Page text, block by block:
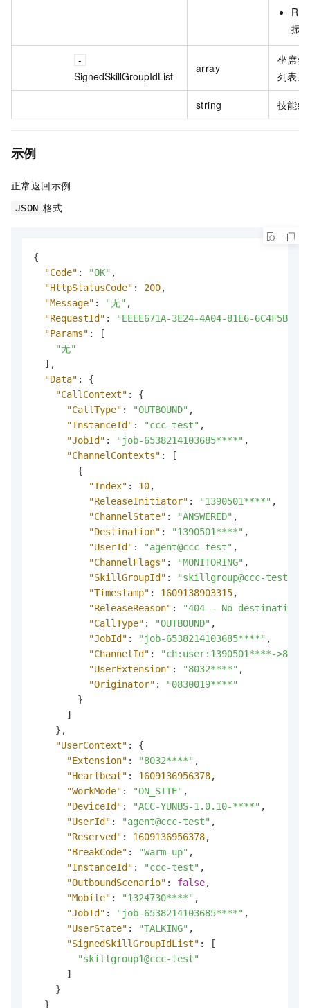
振
SignedSkillGroupIdList
array
坐席
列表。
string 技能
示例
正常返回示例
JSON 格式
{
"Code" : "OK" ,
"HttpStatusCode" : 200,
"Message" : "无" ,
"RequestId" :
"EEEE671A-3E24-4A04-81E6-
"Params" :
[
"无"
] ,
"Data" :
{
"CallContext" :
{
"CallType" : "OUTBOUND" ,
"InstanceId" : "ccc-test" ,
"JobId" : "job-6538214103685****" ,
"ChannelContexts" :
[
{
"Index" : 10,
"ReleaseInitiator" : "1390501****" ,
"ChannelState" : "ANSWERED" ,
"Destination" : "1390501****" ,
"UserId" : "agent@ccc-test" ,
"ChannelFlags" : "MONITORING" ,
"SkillGroupId" : "skillgroup@ccc-test"
"Timestamp" : 1609138903315,
"ReleaseReason" : "404 - No destination"
"CallType" : "OUTBOUND" ,
"JobId" : "job-6538214103685****" ,
"ChannelId" :
"ch:user:1390501****-
"UserExtension" : "8032****" ,
"Originator" :
"0830019****"
}
]
} ,
"UserContext" :
{
"Extension" : "8032****" ,
"Heartbeat" : 1609136956378,
"WorkMode" : "ON_SITE" ,
"DeviceId" : "ACC-YUNBS-1.0.10-****" ,
"UserId" : "agent@ccc-test" ,
"Reserved" : 1609136956378,
"BreakCode" : "Warm-up" ,
"InstanceId" : "ccc-test" ,
"OutboundScenario" : false,
"Mobile" : "1324730****" ,
"JobId" : "job-6538214103685****" ,
"UserState" : "TALKING" ,
"SignedSkillGroupIdList" :
[
"skillgroup1@ccc-test"
]
}
}